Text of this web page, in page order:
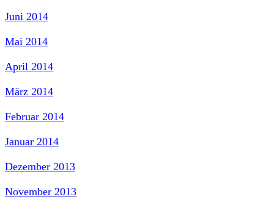
Juni 2014
Mai 2014
April 2014
März 2014
Februar 2014
Januar 2014
Dezember 2013
November 2013